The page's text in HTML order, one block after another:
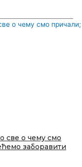
све о чему смо
заборавити